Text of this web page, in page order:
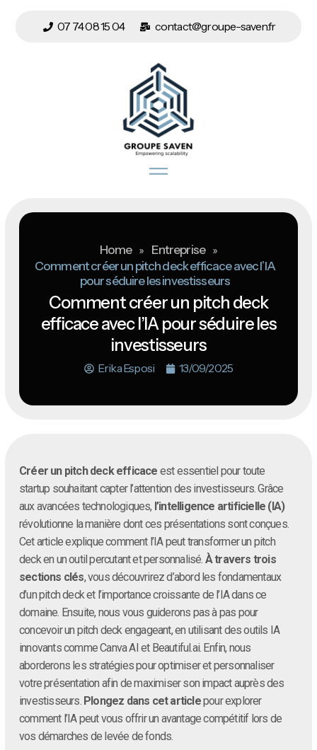
07 74 08 15 04 contact@groupe-saven.fr
Home » Entreprise »
Comment créer un pitch deck efficace avec l’IA
pour séduire les investisseurs
Comment créer un pitch deck
efficace avec l’IA pour séduire les
investisseurs
Erika Esposi 13/09/2025
Créer un pitch deck efficace est essentiel pour toute
startup souhaitant capter l’attention des investisseurs. Grâce
aux avancées technologiques, l’intelligence artificielle (IA)
révolutionne la manière dont ces présentations sont conçues.
Cet article explique comment l’IA peut transformer un pitch
deck en un outil percutant et personnalisé. À travers trois
sections clés, vous découvrirez d’abord les fondamentaux
d’un pitch deck et l’importance croissante de l’IA dans ce
domaine. Ensuite, nous vous guiderons pas à pas pour
concevoir un pitch deck engageant, en utilisant des outils IA
innovants comme Canva AI et Beautiful.ai. Enfin, nous
aborderons les stratégies pour optimiser et personnaliser
votre présentation afin de maximiser son impact auprès des
investisseurs. Plongez dans cet articlepour explorer
comment l’IA peut vous offrir un avantage compétitif lors de
vos démarches de levée de fonds.